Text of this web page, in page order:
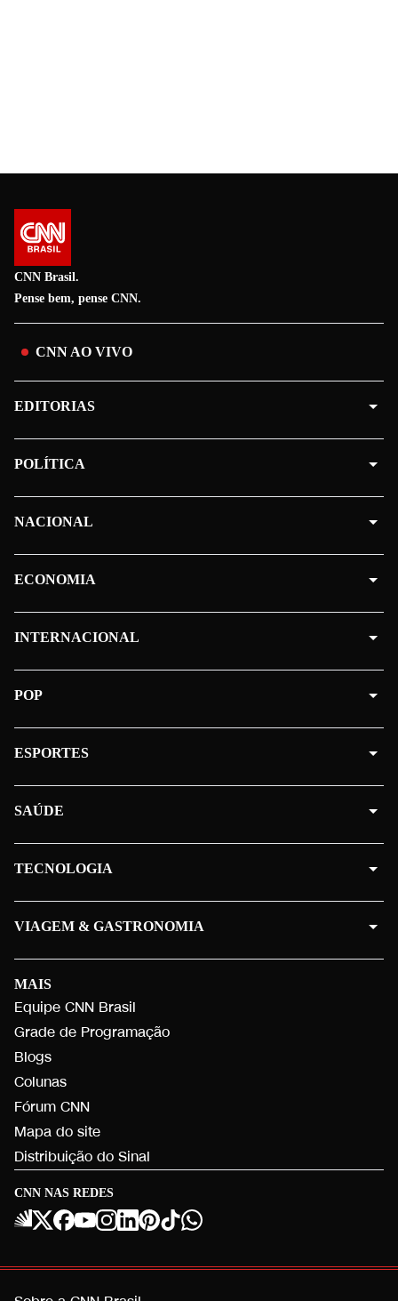
CNN Brasil.
Pense bem, pense CNN.
CNN AO VIVO
CNN NAS REDES
MAIS
Equipe CNN Brasil
Grade de Programação
Blogs
Colunas
Fórum CNN
Mapa do site
Distribuição do Sinal
EDITORIAS
POLÍTICA
NACIONAL
ECONOMIA
INTERNACIONAL
POP
ESPORTES
SAÚDE
TECNOLOGIA
VIAGEM & GASTRONOMIA